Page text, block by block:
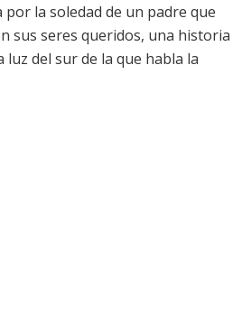
la soledad de un padre que
sus seres queridos, una historia
del sur de la que habla la